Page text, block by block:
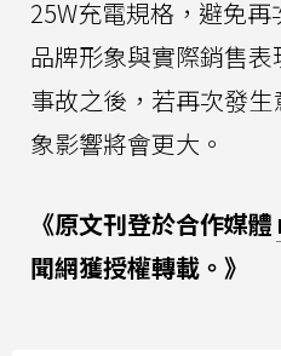
25W充電規格，避免
品牌形象與實際銷售
事故之後，若再次發
象影響將會更大。
《原文刊登於合作媒體
聞網獲授權轉載。》